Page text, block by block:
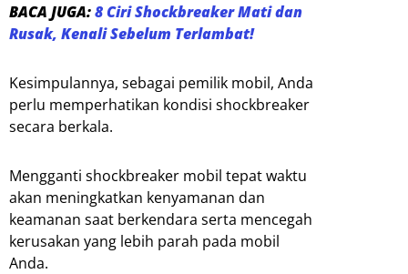
BACA JUGA:8 Ciri Shockbreaker Mati dan
Rusak, Kenali Sebelum Terlambat!
Kesimpulannya, sebagai pemilik mobil, Anda
perlu memperhatikan kondisi shockbreaker
secara berkala.
Mengganti shockbreaker mobil tepat waktu
akan meningkatkan kenyamanan dan
keamanan saat berkendara serta mencegah
kerusakan yang lebih parah pada mobil
Anda.